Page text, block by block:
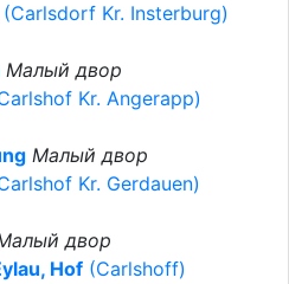
(Carlsdorf Kr. Insterburg)
Малый двор
Kr. Angerapp)
Малый двор
Kr. Gerdauen)
двор
Hof (Carlshoff)